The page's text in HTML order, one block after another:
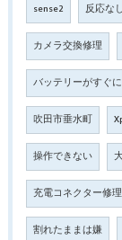
sense2 反応なし
カメラ交換修理
バッテリーがすぐ
吹田市垂水町
操作できない
充電コネクター修理
割れたままは嫌